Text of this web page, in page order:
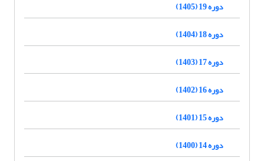
دوره 19 (1405)
دوره 18 (1404)
دوره 17 (1403)
دوره 16 (1402)
دوره 15 (1401)
دوره 14 (1400)